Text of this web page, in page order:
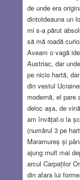
de unde era
dintotdeauna un
mi s-a părut
să mă roadă
Aveam o vagă
Austriac, dar
pe nicio hartă,
din vestul
modernă, el pare
deloc așa, de
am învățat-o la
(numărul 3 pe
Maramureș și
ajung mult mai
arcul Carpaților
din afara lui